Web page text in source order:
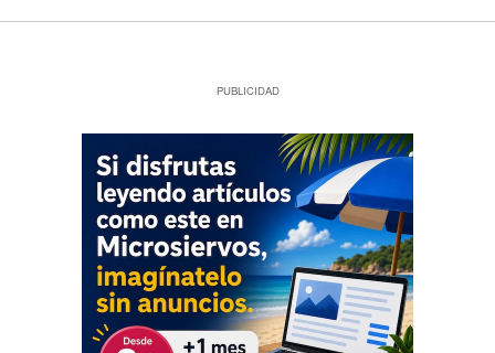
PUBLICIDAD